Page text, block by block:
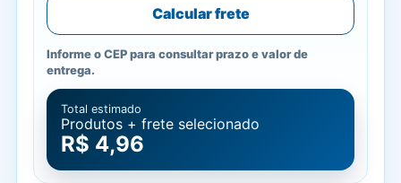
Calcular frete
Informe o CEP para consultar prazo e valor de
entrega.
Total estimado
Produtos + frete selecionado
R$ 4,96